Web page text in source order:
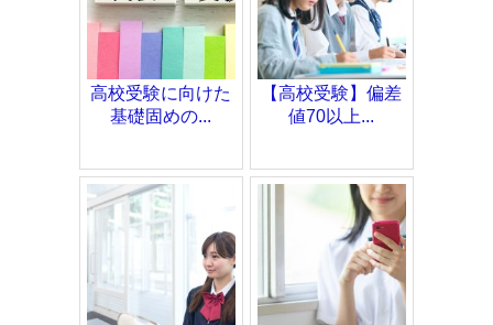
高校受験に向けた
基礎固めの...
【高校受験】偏差
値70以上...